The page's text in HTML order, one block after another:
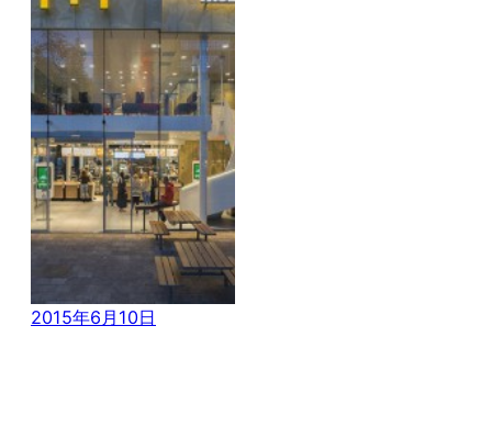
看看现在 这家麦
当劳曾是全城最
难看的房子
2015年6月10日